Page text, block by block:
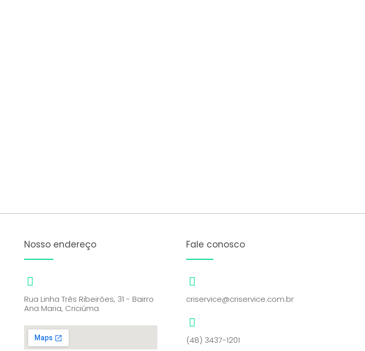
Nosso endereço
Rua Linha Três Ribeirões, 31 - Bairro
Ana Maria, Criciúma
Fale conosco
criservice@criservice.com.br
(48) 3437-1201